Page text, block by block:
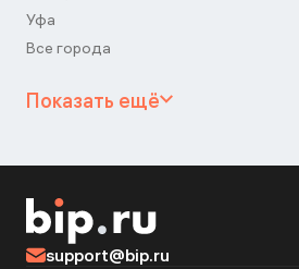
Уфа
Все города
Показать ещё
support@bip.ru